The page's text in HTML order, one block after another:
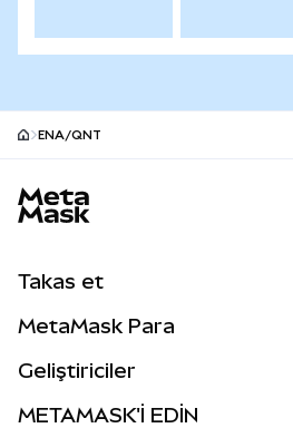
ENA/QNT
Takas et
Perps
MetaMask Para
Geliştiriciler
METAMASK'İ EDİN